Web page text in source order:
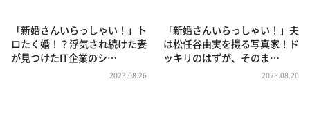
ポツンと一軒家
ザキ山小屋本館
「新婚さんいらっしゃい！」ト
ロたく婚！？浮気され続けた妻
が見つけたIT企業のシ…
2023.08.26
「新婚さんいらっしゃい！」夫
は松任谷由実を撮る写真家！ド
ッキリのはずが、そのま…
2023.08.20